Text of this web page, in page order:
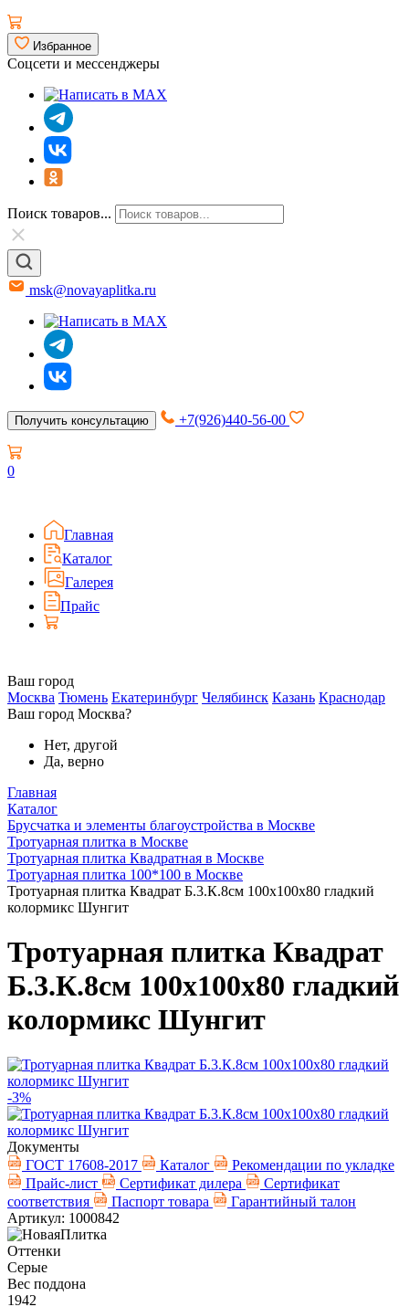
Избранное
Соцсети и мессенджеры
Поиск товаров...
msk@novayaplitka.ru
Получить консультацию +7(926)440-56-00
0
Главная
Каталог
Галерея
Прайс
Ваш город
Москва Тюмень Екатеринбург Челябинск Казань Краснодар
Ваш город Москва?
Нет, другой
Да, верно
Главная
Каталог
Брусчатка и элементы благоустройства в Москве
Тротуарная плитка в Москве
Тротуарная плитка Квадратная в Москве
Тротуарная плитка 100*100 в Москве
Тротуарная плитка Квадрат Б.3.К.8см 100х100х80 гладкий
колормикс Шунгит
Тротуарная плитка Квадрат
Б.3.К.8см 100х100х80 гладкий
колормикс Шунгит
-3%
Документы
ГОСТ 17608-2017
Каталог
Рекомендации по укладке
Прайс-лист
Сертификат дилера
Сертификат
соответствия
Паспорт товара
Гарантийный талон
Артикул: 1000842
Оттенки
Серые
Вес поддона
1942